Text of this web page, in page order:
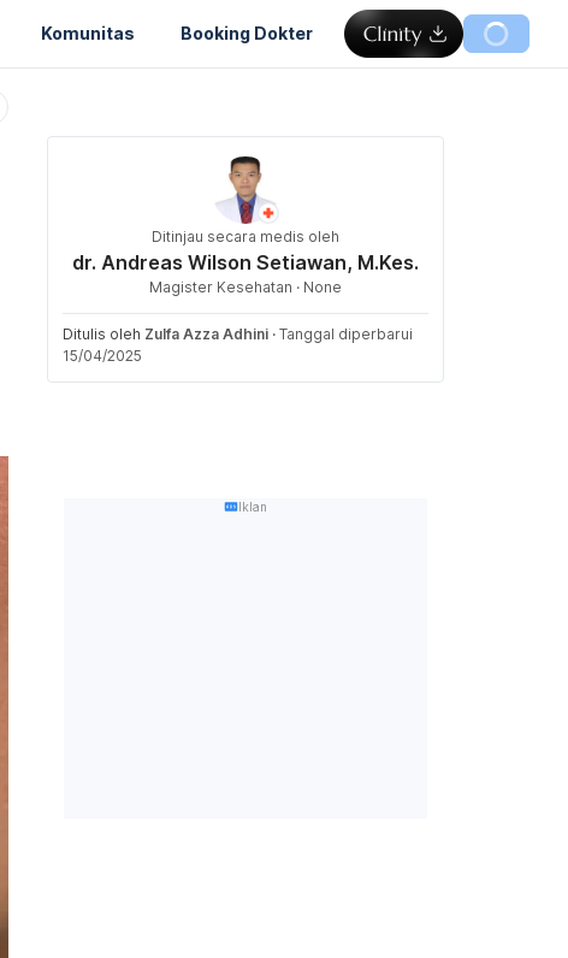
Komunitas Booking Dokter
Ditinjau secara medis oleh
dr. Andreas Wilson Setiawan, M.Kes.
Magister Kesehatan · None
Ditulis oleh Zulfa Azza Adhini · Tanggal diperbarui
15/04/2025
Iklan